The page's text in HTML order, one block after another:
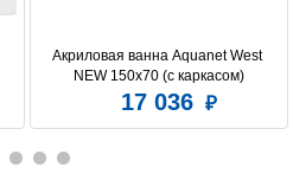
Акриловая ванна Aquanet West
NEW 150x70 (с каркасом)
17 036